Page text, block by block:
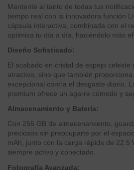
Mantente al tanto de todas tus
tiempo real con la innovadora función
cápsula interactiva, combinada con el
optimiza tu día a día, haciéndolo más
Diseño Sofisticado:
El acabado en cristal de espejo celeste
atractivo, sino que también
excepcional contra el desgaste diario.
premium ofrece un agarre cómodo y
Almacenamiento y Batería:
Con 256 GB de almacenamiento,
preciosos sin preocuparte por el
mAh, junto con la carga rápida de 22.5
siempre activo y conectado.
Fotografía Avanzada: